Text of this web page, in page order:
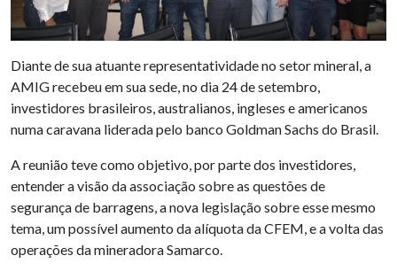
Diante de sua atuante representatividade no setor mineral, a
AMIG recebeu em sua sede, no dia 24 de setembro,
investidores brasileiros, australianos, ingleses e americanos
numa caravana liderada pelo banco Goldman Sachs do Brasil.
A reunião teve como objetivo, por parte dos investidores,
entender a visão da associação sobre as questões de
segurança de barragens, a nova legislação sobre esse mesmo
tema, um possível aumento da alíquota da CFEM, e a volta das
operações da mineradora Samarco.